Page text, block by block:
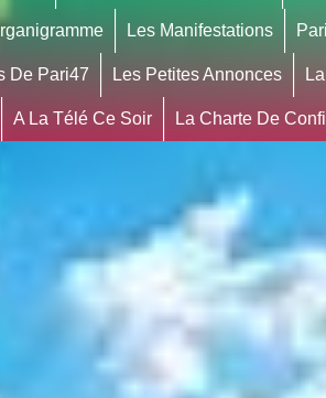
Les Manifestations
De Pari47 Les Petites Annonces
A La Télé Ce Soir La Charte De